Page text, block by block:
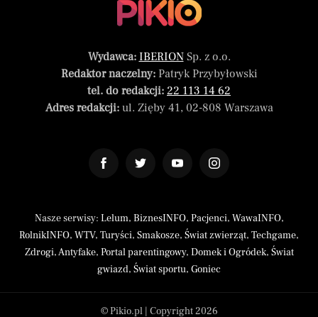
Wydawca: IBERIONSp. z o.o.
Redaktor naczelny:Patryk Przybyłowski
tel. do redakcji: 22 113 14 62
Adres redakcji:ul. Zięby 41, 02-808 Warszawa
Nasze serwisy: Lelum, BiznesINFO, Pacjenci, WawaINFO,
RolnikINFO, WTV, Turyści, Smakosze, Świat zwierząt, Techgame,
Zdrogi,Antyfake, Portal parentingowy, Domek i Ogródek, Świat
gwiazd, Świat sportu, Goniec
© Pikio.pl | Copyright 2026